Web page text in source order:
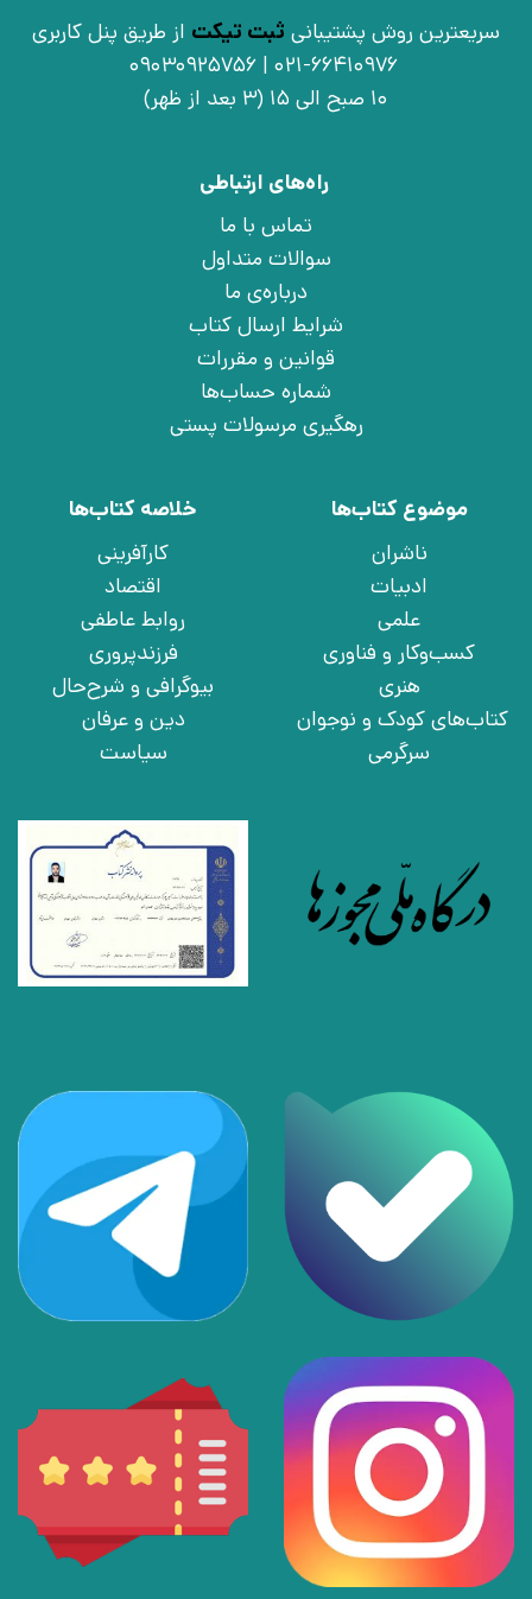
سریعترین روش پشتیبانی ثبت تیکت از طریق پنل کاربری
021-66410976 | 09030925756
10 صبح الی 15 (3 بعد از ظهر)
راه‌های ارتباطی
تماس با ما
سوالات متداول
درباره‌ی ما
شرایط ارسال کتاب
قوانین و مقررات
شماره حساب‌ها
رهگیری مرسولات پستی
موضوع کتاب‌ها
ناشران
ادبیات
علمی
کسب‌وکار و فناوری
هنری
کتاب‌های کودک و نوجوان
سرگرمی
خلاصه کتاب‌ها
کارآفرینی
اقتصاد
روابط عاطفی
فرزندپروری
بیوگرافی و شرح‌حال
دین و عرفان
سیاست